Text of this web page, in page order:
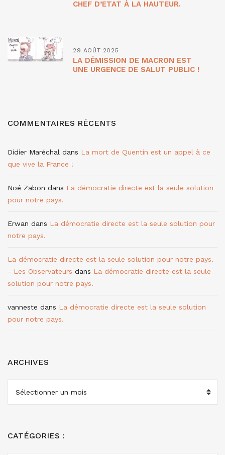
CHEF D’ETAT À LA HAUTEUR.
29 AOÛT 2025
LA DÉMISSION DE MACRON EST
UNE URGENCE DE SALUT PUBLIC !
COMMENTAIRES RÉCENTS
Didier Maréchal dans La mort de Quentin est un appel à ce
que vive la France !
Noé Zabon dans La démocratie directe est la seule solution
pour notre pays.
Erwan dans La démocratie directe est la seule solution pour
notre pays.
La démocratie directe est la seule solution pour notre pays.
- Les Observateurs dans La démocratie directe est la seule
solution pour notre pays.
vanneste dans La démocratie directe est la seule solution
pour notre pays.
ARCHIVES
CATÉGORIES :